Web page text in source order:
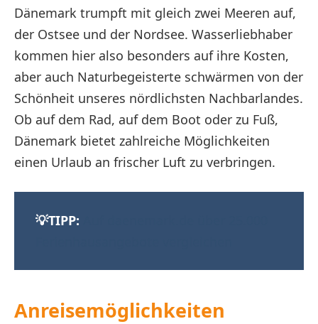
Dänemark trumpft mit gleich zwei Meeren auf,
der Ostsee und der Nordsee. Wasserliebhaber
kommen hier also besonders auf ihre Kosten,
aber auch Naturbegeisterte schwärmen von der
Schönheit unseres nördlichsten Nachbarlandes.
Ob auf dem Rad, auf dem Boot oder zu Fuß,
Dänemark bietet zahlreiche Möglichkeiten
einen Urlaub an frischer Luft zu verbringen.
💡TIPP:
Anreisemöglichkeiten